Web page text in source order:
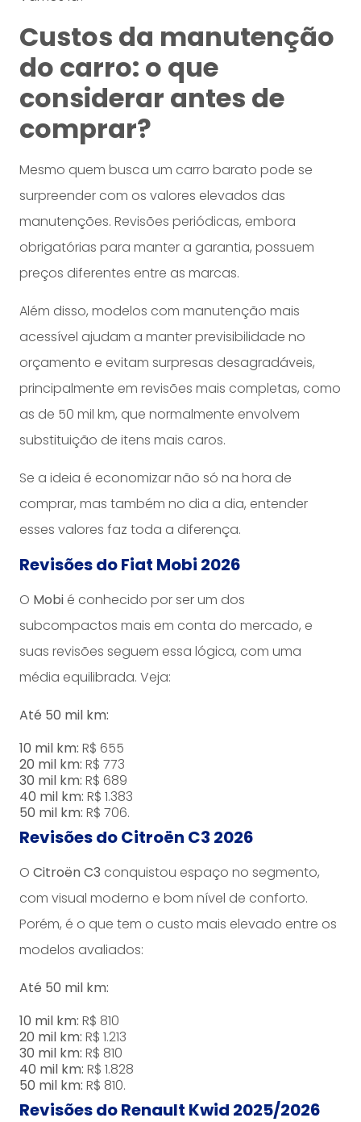
Custos da manutenção
do carro: o que
considerar antes de
comprar?
Mesmo quem busca um carro barato pode se
surpreender com os valores elevados das
manutenções. Revisões periódicas, embora
obrigatórias para manter a garantia, possuem
preços diferentes entre as marcas.
Além disso, modelos com manutenção mais
acessível ajudam a manter previsibilidade no
orçamento e evitam surpresas desagradáveis,
principalmente em revisões mais completas, como
as de 50 mil km, que normalmente envolvem
substituição de itens mais caros.
Se a ideia é economizar não só na hora de
comprar, mas também no dia a dia, entender
esses valores faz toda a diferença.
Revisões do Fiat Mobi 2026
O Mobi é conhecido por ser um dos
subcompactos mais em conta do mercado, e
suas revisões seguem essa lógica, com uma
média equilibrada. Veja:
Até 50 mil km:
10 mil km: R$ 655
20 mil km: R$ 773
30 mil km: R$ 689
40 mil km: R$ 1.383
50 mil km: R$ 706.
Revisões do Citroën C3 2026
O Citroën C3 conquistou espaço no segmento,
com visual moderno e bom nível de conforto.
Porém, é o que tem o custo mais elevado entre os
modelos avaliados:
Até 50 mil km:
10 mil km: R$ 810
20 mil km: R$ 1.213
30 mil km: R$ 810
40 mil km: R$ 1.828
50 mil km: R$ 810.
Revisões do Renault Kwid 2025/2026